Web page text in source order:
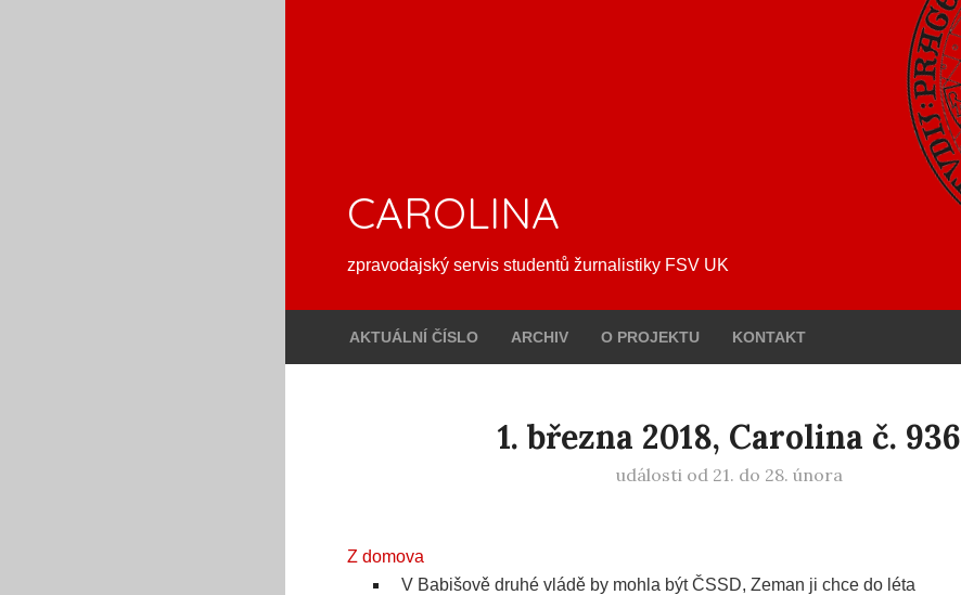
CAROLINA
zpravodajský servis studentů žurnalistiky FSV UK
AKTUÁLNÍ ČÍSLO ARCHIV O PROJEKTU KONTAKT
1. března 2018, Carolina č. 936
události od 21. do 28. února
Z domova
V Babišově druhé vládě by mohla být ČSSD, Zeman ji chce do léta